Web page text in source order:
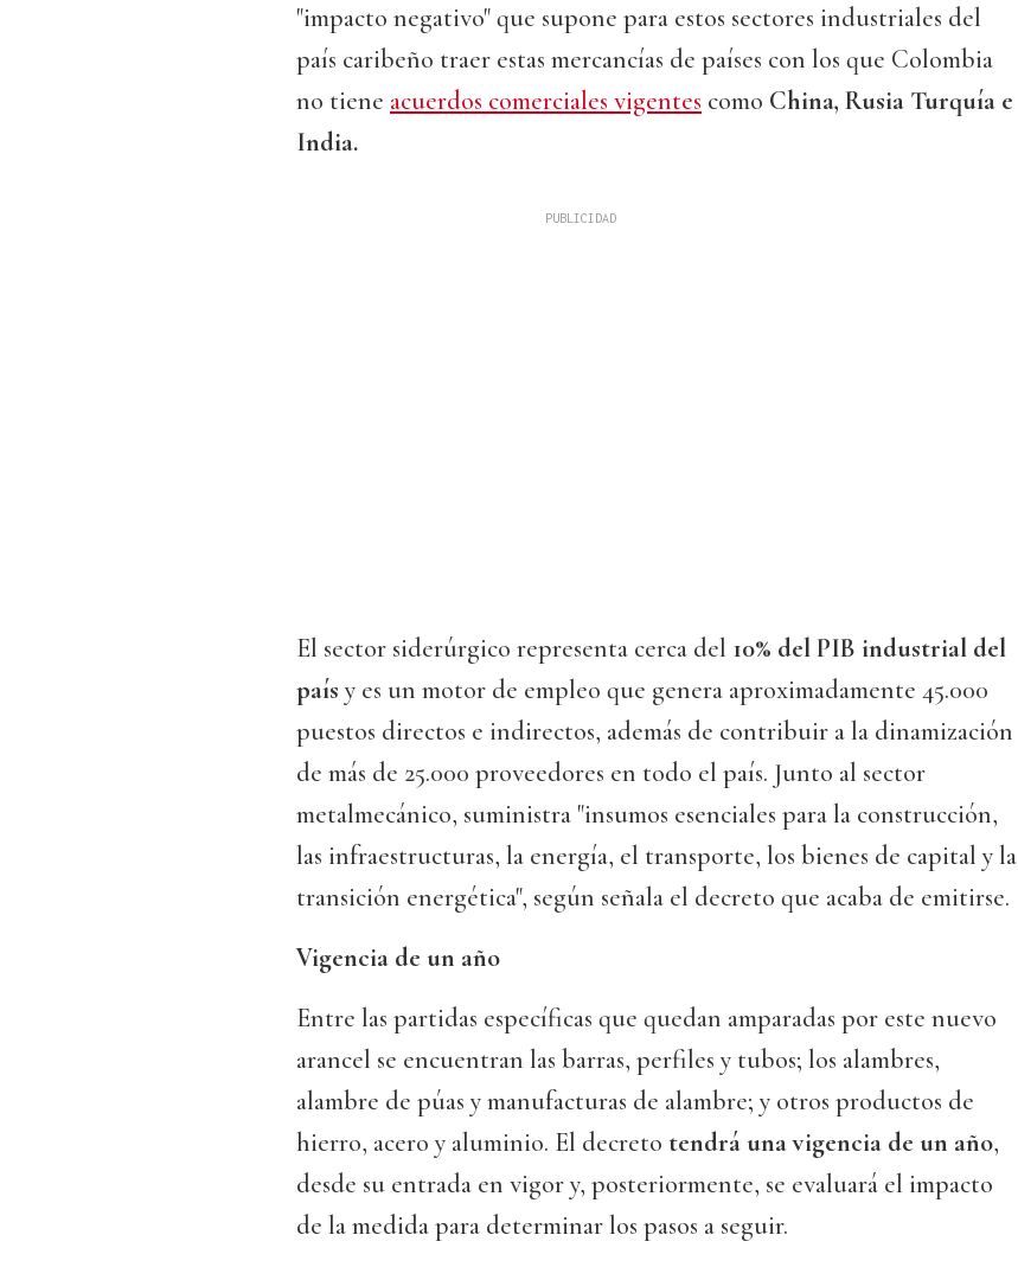
"impacto negativo" que supone para estos sectores industriales del
país caribeño traer estas mercancías de países con los que Colombia
no tiene acuerdos comerciales vigentes como China, Rusia Turquía e
India.
El sector siderúrgico representa cerca del 10% del PIB industrial del
país y es un motor de empleo que genera aproximadamente 45.000
puestos directos e indirectos, además de contribuir a la dinamización
de más de 25.000 proveedores en todo el país. Junto al sector
metalmecánico, suministra "insumos esenciales para la construcción,
las infraestructuras, la energía, el transporte, los bienes de capital y la
transición energética", según señala el decreto que acaba de emitirse.
Vigencia de un año
Entre las partidas específicas que quedan amparadas por este nuevo
arancel se encuentran las barras, perfiles y tubos; los alambres,
alambre de púas y manufacturas de alambre; y otros productos de
hierro, acero y aluminio. El decreto tendrá una vigencia de un año,
desde su entrada en vigor y, posteriormente, se evaluará el impacto
de la medida para determinar los pasos a seguir.